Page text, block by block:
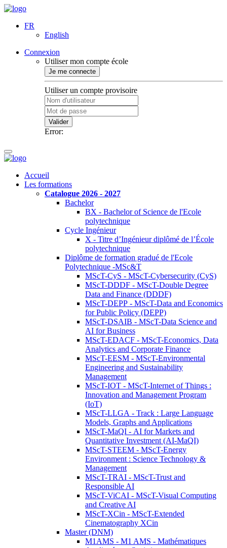
FR
English
Connexion
Utiliser mon compte école
Je me connecte
Utiliser un compte provisoire
Valider
Error:
Accueil
Les formations
Catalogue 2026 - 2027
Bachelor
BX - Bachelor of Science de l'Ecole
polytechnique
Cycle Ingénieur
X - Titre d’Ingénieur diplômé de l’École
polytechnique
Diplôme de formation gradué de l'Ecole
Polytechnique -MSc&T
MScT-CyS - MScT-Cybersecurity (CyS)
MScT-DDDF - MScT-Double Degree
Data and Finance (DDDF)
MScT-DEPP - MScT-Data and Economics
for Public Policy (DEPP)
MScT-DSAIB - MScT-Data Science and
AI for Business
MScT-EDACF - MScT-Economics, Data
Analytics and Corporate Finance
MScT-EESM - MScT-Environmental
Engineering and Sustainability
Management
MScT-IOT - MScT-Internet of Things :
Innovation and Management Program
(IoT)
MScT-LLGA - Track : Large Language
Models, Graphs and Applications
MScT-MaQI - AI for Markets and
Quantitative Investment (AI-MaQI)
MScT-STEEM - MScT-Energy
Environment : Science Technology &
Management
MScT-TRAI - MScT-Trust and
Responsible AI
MScT-ViCAI - MScT-Visual Computing
and Creative AI
MScT-XCin - MScT-Extended
Cinematography XCin
Master (DNM)
M1AMS - M1 AMS - Mathématiques